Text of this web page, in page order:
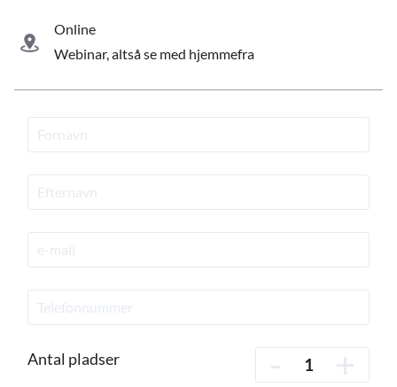
Online
Webinar, altså se med hjemmefra
Antal pladser - +